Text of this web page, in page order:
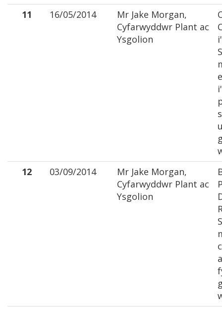
11
16/05/2014
Mr Jake Morgan,
Cyfarwyddwr Plant ac
Ysgolion
12
03/09/2014
Mr Jake Morgan,
Cyfarwyddwr Plant ac
Ysgolion